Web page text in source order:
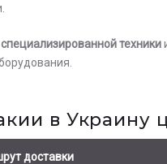
техники
в Украину
доставки